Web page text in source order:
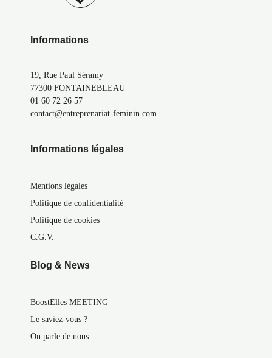
Informations
19, Rue Paul Séramy
77300 FONTAINEBLEAU
01 60 72 26 57
contact@entreprenariat-feminin.com
Informations légales
Mentions légales
Politique de confidentialité
Politique de cookies
C.G.V.
Blog & News
BoostElles MEETING
Le saviez-vous ?
On parle de nous